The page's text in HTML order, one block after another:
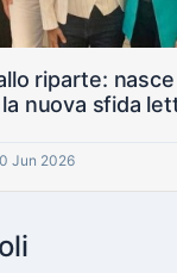
riparte: nasce
nuova sfida
Jun 2026